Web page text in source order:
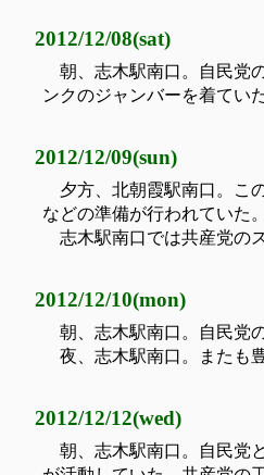
2012/12/08(sat)
朝、志木駅南口。自民党
ンクのジャンバーを着てい
2012/12/09(sun)
夕方、北朝霞駅南口。こ
などの準備が行われていた
志木駅南口では共産党の
2012/12/10(mon)
朝、志木駅南口。自民党
夜、志木駅南口。またも
2012/12/12(wed)
朝、志木駅南口。自民党